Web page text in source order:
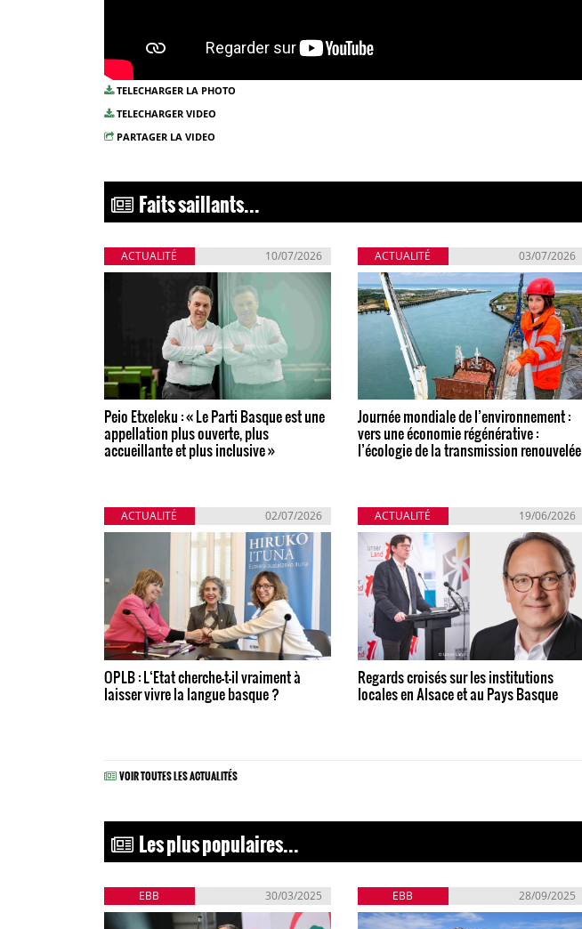
TELECHARGER LA PHOTO
TELECHARGER VIDEO
PARTAGER LA VIDEO
Faits saillants...
ACTUALITÉ 10/07/2026
Peio Etxeleku : « Le Parti Basque est une
appellation plus ouverte, plus
accueillante et plus inclusive »
ACTUALITÉ 03/07/2026
Journée mondiale de l’environnement :
vers une économie régénérative :
l’écologie de la transmission renouvelée
ACTUALITÉ 02/07/2026
OPLB : L‘Etat cherche-t-il vraiment à
laisser vivre la langue basque ?
ACTUALITÉ 19/06/2026
Regards croisés sur les institutions
locales en Alsace et au Pays Basque
VOIR TOUTES LES ACTUALITÉS
Les plus populaires...
EBB 30/03/2025 EBB 28/09/2025